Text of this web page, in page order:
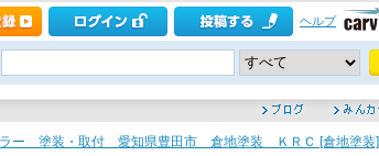
ヘルプ
ー 塗装・取付 愛知県豊田市 倉地塗装 ＫＲＣ [倉地塗装]